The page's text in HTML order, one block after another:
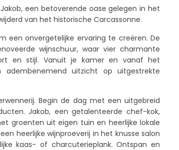
een betoverende oase gelegen in het
van het historische Carcassonne.
een onvergetelijke ervaring te creëren. De
wijnschuur, waar vier charmante
en stijl. Vanuit je kamer en vanaf het
uitzicht op uitgestrekte
Begin de dag met een uitgebreid
Jakob, een getalenteerde chef-kok,
groenten uit eigen tuin en heerlijke lokale
heerlijke wijnproeverij in het knusse salon
kaas- of charcuterieplank. Ontspan en